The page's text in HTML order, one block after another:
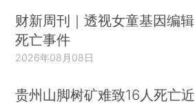
财新周刊｜透视女童基因编辑
死亡事件
2026年08月08日
贵州山脚树矿难致16人死亡近